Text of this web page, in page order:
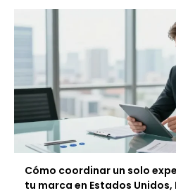
Cómo coordinar un solo
tu marca en Estados Unidos,